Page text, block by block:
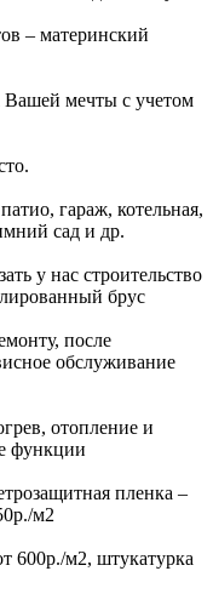
– материнский
Вашей мечты с учетом
гараж, котельная,
сад и др.
у нас строительство
брус
после
обслуживание
отопление и
функции
пленка –
м2
600р./м2, штукатурка